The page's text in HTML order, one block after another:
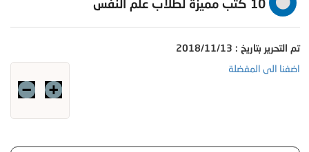
10 كتب مميزة لطلاب علم النفس
تم التحرير بتاريخ : 2018/11/13
اضفنا الى المفضلة